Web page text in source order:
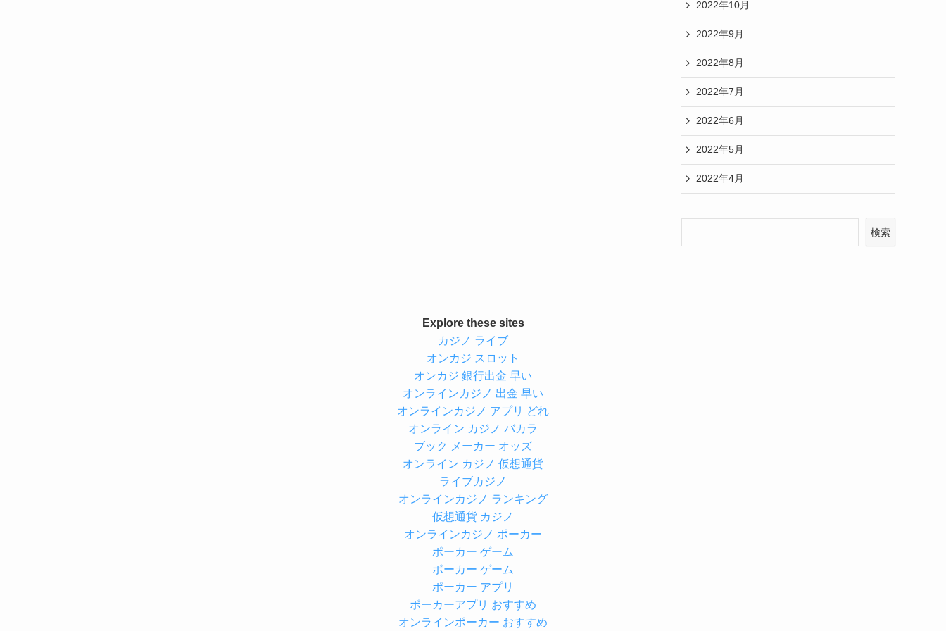
2022年10月
2022年9月
2022年8月
2022年7月
2022年6月
2022年5月
2022年4月
検索
Explore these sites
カジノ ライブ
オンカジ スロット
オンカジ 銀行出金 早い
オンラインカジノ 出金 早い
オンラインカジノ アプリ どれ
オンライン カジノ バカラ
ブック メーカー オッズ
オンライン カジノ 仮想通貨
ライブカジノ
オンラインカジノ ランキング
仮想通貨 カジノ
オンラインカジノ ポーカー
ポーカー ゲーム
ポーカー ゲーム
ポーカー アプリ
ポーカーアプリ おすすめ
オンラインポーカー おすすめ